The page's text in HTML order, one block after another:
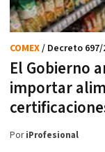
El Gobierno
importar
COMEX/ Decreto 697/
PoriProfesional